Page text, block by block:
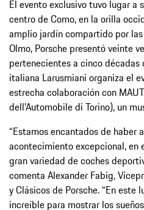
El evento exclusivo tuvo lugar a
centro de Como, en la orilla
amplio jardín compartido por
Olmo, Porsche presentó veinte
pertenecientes a cinco
italiana Larusmiani organiza el
estrecha colaboración con
dell'Automobile di Torino), un
“Estamos encantados de haber
acontecimiento excepcional, en
gran variedad de coches
comenta Alexander Fabig,
y Clásicos de Porsche. “En este
increíble para mostrar los